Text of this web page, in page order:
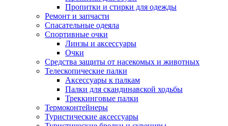
Пропитки и стирки для одежды
Ремонт и запчасти
Спасательные одеяла
Спортивные очки
Линзы и аксессуары
Очки
Средства защиты от насекомых и животных
Телескопические палки
Аксессуары к палкам
Палки для скандинавской ходьбы
Треккинговые палки
Термоконтейнеры
Туристические аксессуары